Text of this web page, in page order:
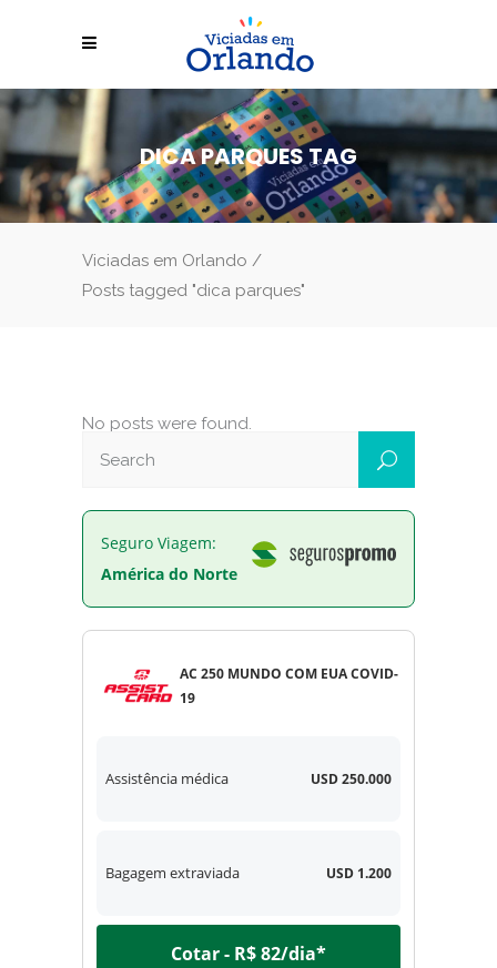
DICA PARQUES TAG
Viciadas em Orlando /
Posts tagged "dica parques"
No posts were found.
Seguro Viagem:
América do Norte
AC 250 MUNDO COM EUA COVID-
19
Assistência médica USD 250.000
Bagagem extraviada USD 1.200
Cotar - R$ 82/dia*